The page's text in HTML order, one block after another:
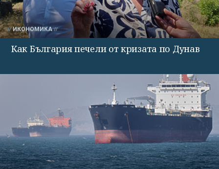
ИКОНОМИКА
Как България печели от кризата по Дунав